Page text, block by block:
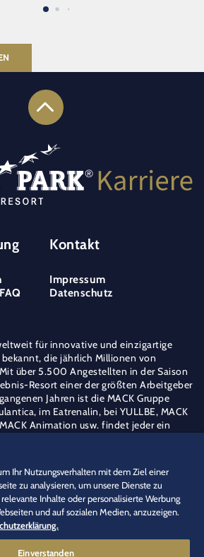
für innovative und einzigartige
die jährlich Millionen von
über 5.500 Angestellten in der Saison
Resort einer der größten Arbeitgeber
Jahren ist die MACK Gruppe
im Eatrenalin, bei YULLBE, MACK
Animation usw. findet jeder ein
Gruppe erfahren
(jobs[at]europapark[dot]de)
15444
Kontakt
Impressum
Datenschutz
Ihr Nutzungsverhalten mit dem Ziel einer
zu analysieren, um unsere Dienste zu
Inhalte oder personalisierte Werbung
und auf sozialen Medien, anzuzeigen.
Einverstanden